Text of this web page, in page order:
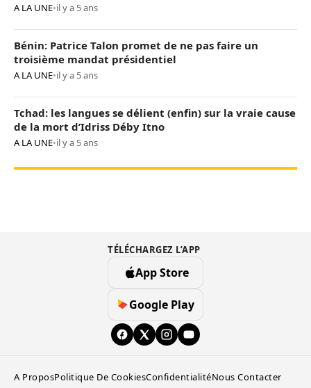
A LA UNE•il y a 5 ans
Bénin: Patrice Talon promet de ne pas faire un
troisième mandat présidentiel
A LA UNE•il y a 5 ans
Tchad: les langues se délient (enfin) sur la vraie cause
de la mort d’Idriss Déby Itno
A LA UNE•il y a 5 ans
TÉLÉCHARGEZ L’APP
App Store
Google Play
A ProposPolitique De CookiesConfidentialitéNous Contacter